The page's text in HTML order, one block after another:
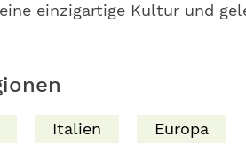
einzigartige Kultur und
Italien Europa